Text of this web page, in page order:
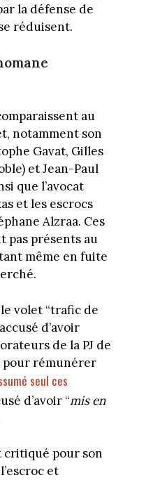
la défense de
réduisent.
au
notamment son
Gavat, Gilles
et Jean-Paul
que l’avocat
et les escrocs
Alzraa. Ces
pas présents au
même en fuite
volet “trafic de
d’avoir
de la PJ de
pour rémunérer
seul ces
d’avoir “mis en
critiqué pour son
et